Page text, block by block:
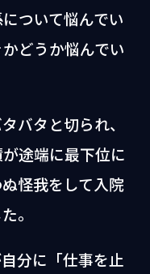
ついて悩んでい
どうか悩んでい
バタと切られ、
途端に最下位に
怪我をして入院
。
分に「仕事を止